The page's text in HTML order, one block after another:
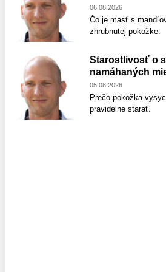
06.08.2026
Čo je masť s
zhrubnutej pokožke.
Starostlivosť o
namáhaných
05.08.2026
Prečo pokožka
pravidelne starať.